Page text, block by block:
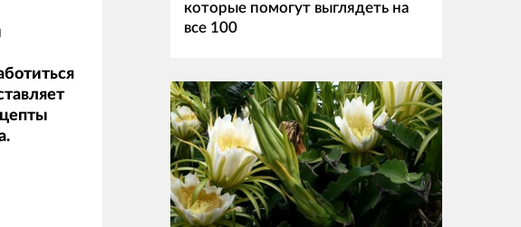
которые помогут выглядеть на
все 100